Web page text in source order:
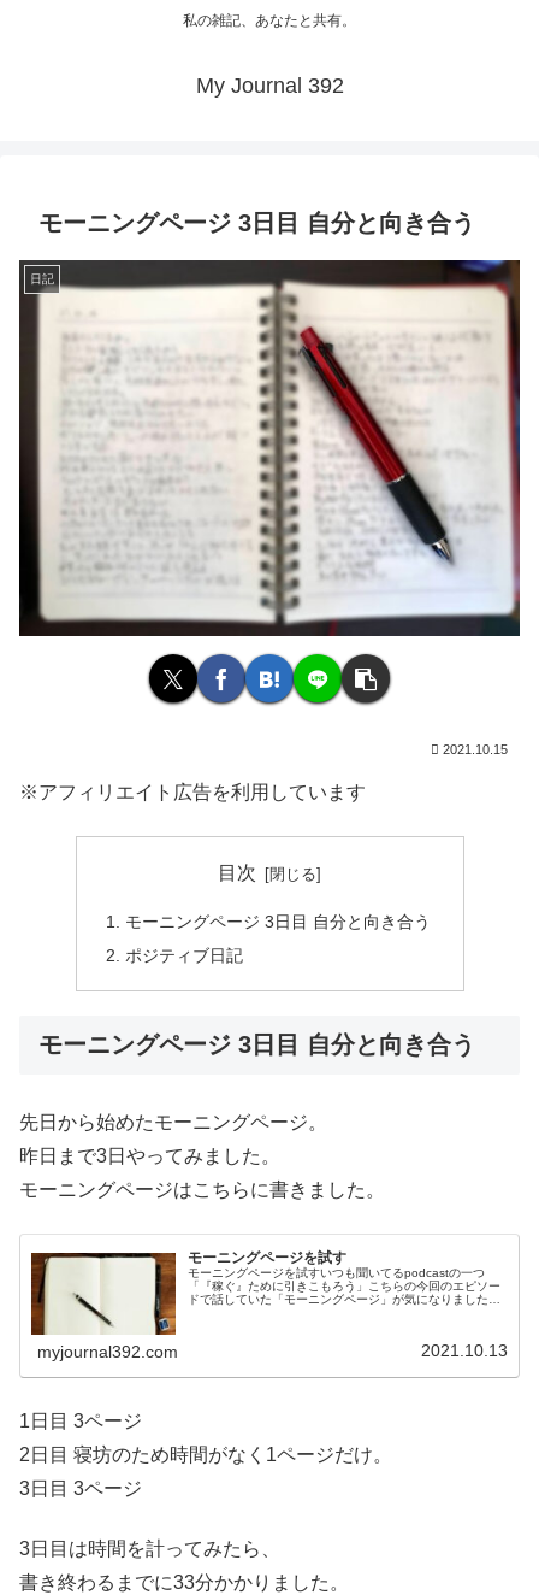
私の雑記、あなたと共有。
My Journal 392
モーニングページ 3日目 自分と向き合う
日記
2021.10.15
※アフィリエイト広告を利用しています
目次
モーニングページ 3日目 自分と向き合う
ポジティブ日記
モーニングページ 3日目 自分と向き合う
先日から始めたモーニングページ。
昨日まで3日やってみました。
モーニングページはこちらに書きました。
モーニングページを試す
モーニングページを試すいつも聞いてるpodcastの一つ
「『稼ぐ』ために引きこもろう」こちらの今回のエピソー
ドで話していた「モーニングページ」が気になりました。
myjournal392.com 2021.10.13
1日目 3ページ
2日目 寝坊のため時間がなく1ページだけ。
3日目 3ページ
3日目は時間を計ってみたら、
書き終わるまでに33分かかりました。